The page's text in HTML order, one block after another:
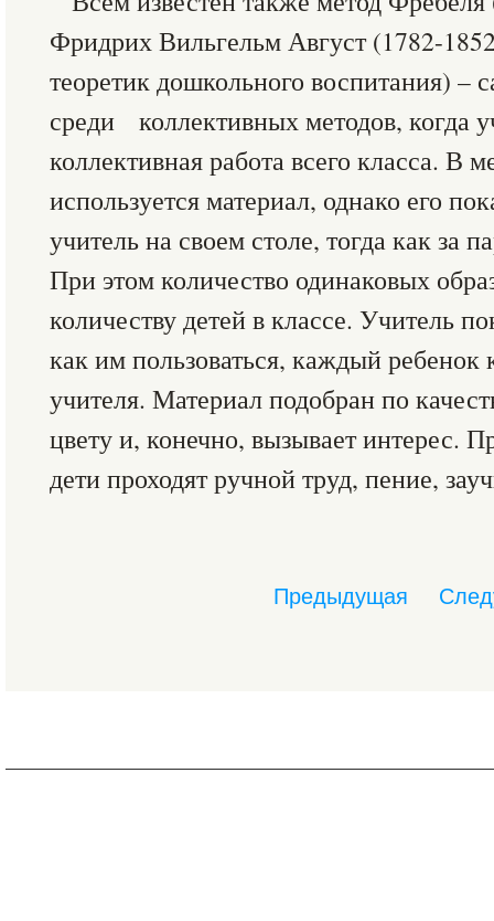
Фридрих Вильгельм Август (1782-
теоретик дошкольного воспитания)
среди коллективных методов, когда
коллективная работа всего класса. В
используется материал, однако его
учитель на своем столе, тогда как за
При этом количество одинаковых
количеству детей в классе. Учитель
как им пользоваться, каждый ребенок
учителя. Материал подобран по
цвету и, конечно, вызывает интерес.
дети проходят ручной труд, пение,
Предыдущая